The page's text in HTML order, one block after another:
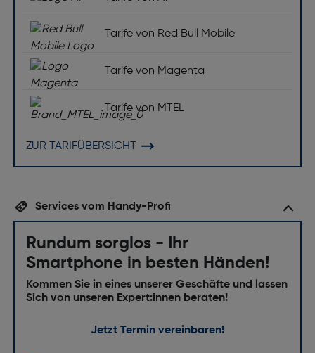
Tarife von Red Bull Mobile
Tarife von Magenta
Tarife von MTEL
ZUR TARIFÜBERSICHT
Services vom Handy-Profi
Rundum sorglos - Ihr
Smartphone in besten Händen!
Kommen Sie in eines unserer Geschäfte und lassen
Sich von unseren Expert:innen beraten!
Jetzt Termin vereinbaren!